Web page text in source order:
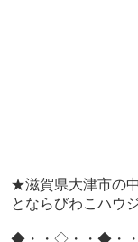
★滋賀県大津市の
とならびわこハウ
◆・・◇・・◆・